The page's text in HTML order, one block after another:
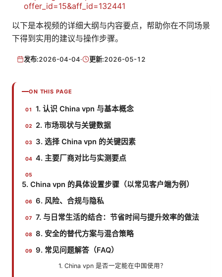
offer_id=15&aff_id=132441
以下是本视频的详细大纲与内容要点，帮助你在不同场景
下得到实用的建议与操作步骤。
发布:2026-04-04· 更新:2026-05-12
ON THIS PAGE
1. 认识 China vpn 与基本概念
2. 市场现状与关键数据
3. 选择 China vpn 的关键因素
4. 主要厂商对比与实测要点
5. China vpn 的具体设置步骤（以常见客户端为例）
6. 风险、合规与隐私
7. 与日常生活的结合：节省时间与提升效率的做法
8. 安全的替代方案与混合策略
9. 常见问题解答（FAQ）
1. China vpn 是否一定能在中国使用？